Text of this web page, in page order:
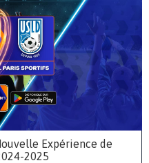
Expérience de
2025